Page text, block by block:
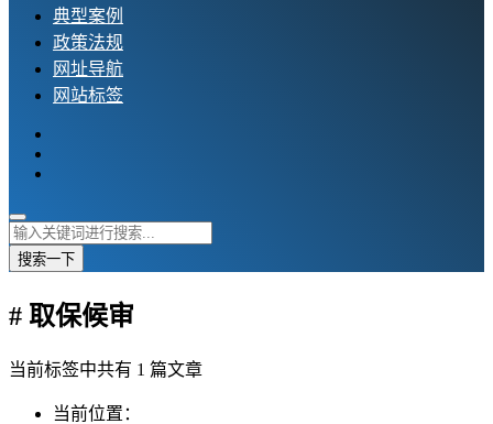
典型案例
政策法规
网址导航
网站标签
搜索一下
# 取保候审
当前标签中共有 1 篇文章
当前位置：